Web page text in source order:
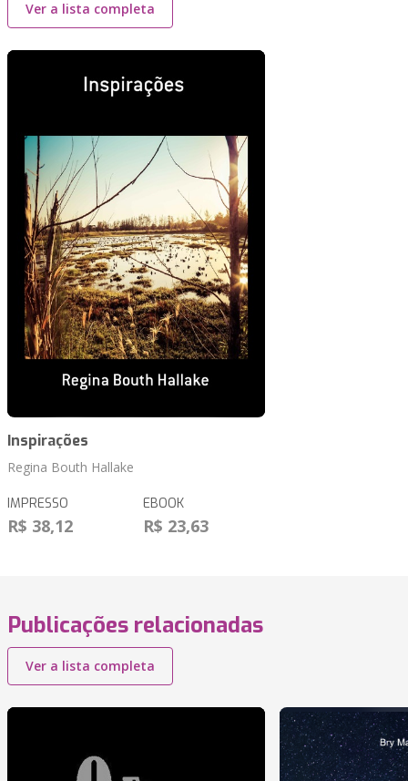
Ver a lista completa
Inspirações
Regina Bouth Hallake
IMPRESSO
R$ 38,12
EBOOK
R$ 23,63
Publicações relacionadas
Ver a lista completa